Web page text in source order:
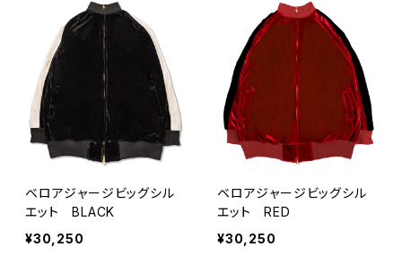
ベロアジャージビッグシル
エット BLACK
¥30,250
ベロアジャージビッグシル
エット RED
¥30,250